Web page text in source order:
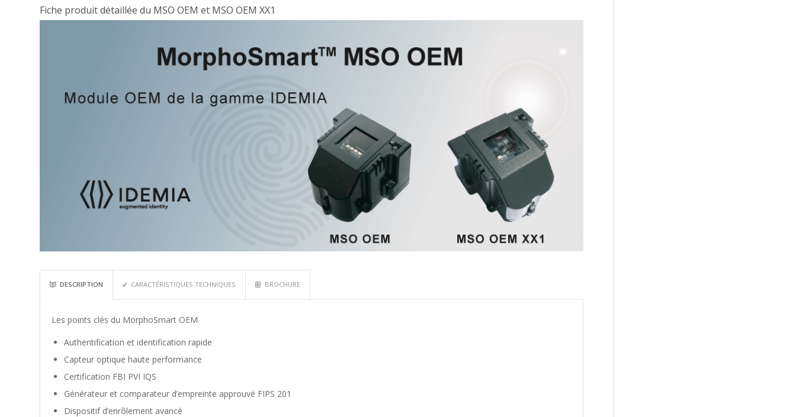
Fiche produit détaillée du MSO OEM et MSO OEM XX1
DESCRIPTION CARACTÉRISTIQUES TECHNIQUES BROCHURE
Les points clés du MorphoSmart OEM
Authentification et identification rapide
Capteur optique haute performance
Certification FBI PVI IQS
Générateur et comparateur d’empreinte approuvé FIPS 201
Dispositif d’enrôlement avancé